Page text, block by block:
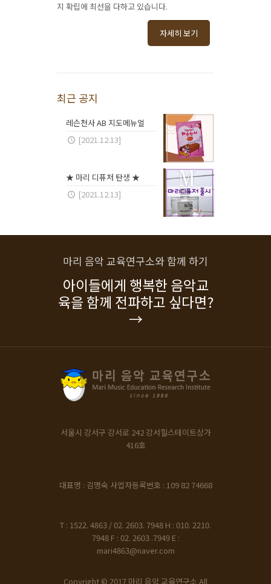
지 확립에 최선을 다하고 있습니다.
자세히 보기
최근 공지
레슨천사 AB 지도메뉴얼
[2021.12.13]
★ 마리 디퓨저 탄생 ★
[2021.12.13]
마리 음악 교육연구소와 함께 하기
아이들에게 행복한 음악교
육을 함께 전파하고 싶다면?
→
서울시 강서구 강서로 242강서힐스테이트상가
416호
대표명 : 김명숙 사업자등록번호 : 109 82 74668
T : 1522. 4863 / 02. 2603. 7948 H : 010. 2210.
7948 F : 02. 2603 .7949E :
mari4863@naver.com
Copyright © 2017 마리 음악 교육연구소 All